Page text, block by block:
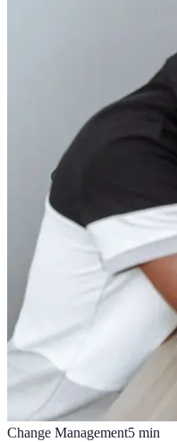
Change Management5 min